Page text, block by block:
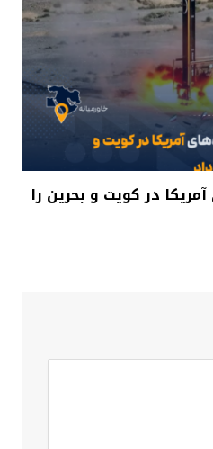
آمریکا در کویت و بحرین را